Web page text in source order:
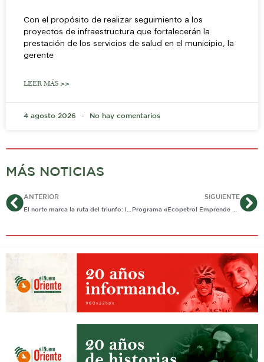
Con el propósito de realizar seguimiento a los
proyectos de infraestructura que fortalecerán la
prestación de los servicios de salud en el municipio, la
gerente
LEER MÁS >>
4 agosto 2026 No hay comentarios
MÁS NOTICIAS
AntANTERIOR SIGUIENTE